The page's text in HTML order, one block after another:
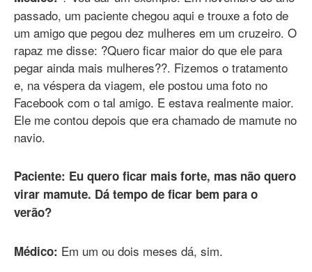
passado, um paciente chegou aqui e trouxe a foto de
um amigo que pegou dez mulheres em um cruzeiro. O
rapaz me disse: ?Quero ficar maior do que ele para
pegar ainda mais mulheres??. Fizemos o tratamento
e, na véspera da viagem, ele postou uma foto no
Facebook com o tal amigo. E estava realmente maior.
Ele me contou depois que era chamado de mamute no
navio.
Paciente: Eu quero ficar mais forte, mas não quero
virar mamute. Dá tempo de ficar bem para o
verão?
Médico: Em um ou dois meses dá, sim.